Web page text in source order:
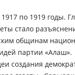
по 1919 годы.
стало
общинам
партии «Алаш».
создания